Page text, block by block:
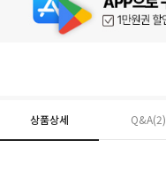
상품상세 Q&A(2)